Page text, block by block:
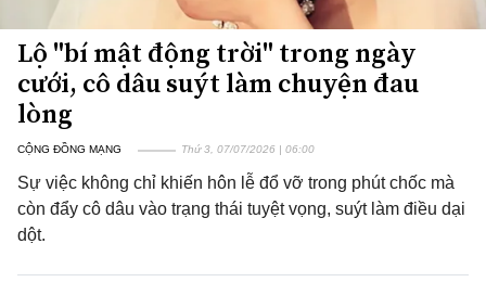
Lộ "bí mật động trời" trong ngày
cưới, cô dâu suýt làm chuyện đau
lòng
CỘNG ĐỒNG MẠNG Thứ 3, 07/07/2026 | 06:00
Sự việc không chỉ khiến hôn lễ đổ vỡ trong phút chốc mà
còn đẩy cô dâu vào trạng thái tuyệt vọng, suýt làm điều dại
dột.